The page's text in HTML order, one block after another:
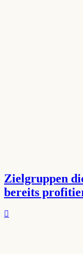
Zielgruppen
bereits